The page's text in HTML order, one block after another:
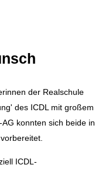
der Realschule
des ICDL mit großem
konnten sich beide in
ICDL-